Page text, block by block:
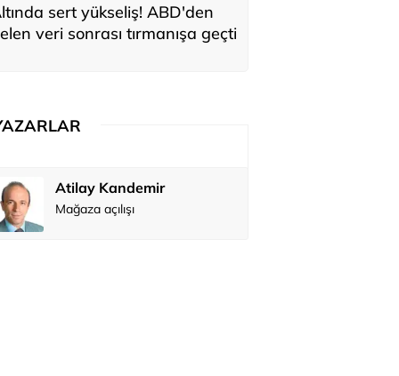
sert yükseliş! ABD'den
veri sonrası tırmanışa geçti
Atilay Kandemir
Mağaza açılışı